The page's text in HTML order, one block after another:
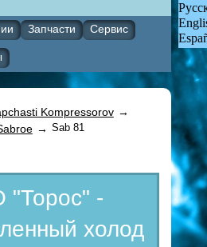
Запчасти Сервис
Kompressorov →
→ Sab 81
-
холод